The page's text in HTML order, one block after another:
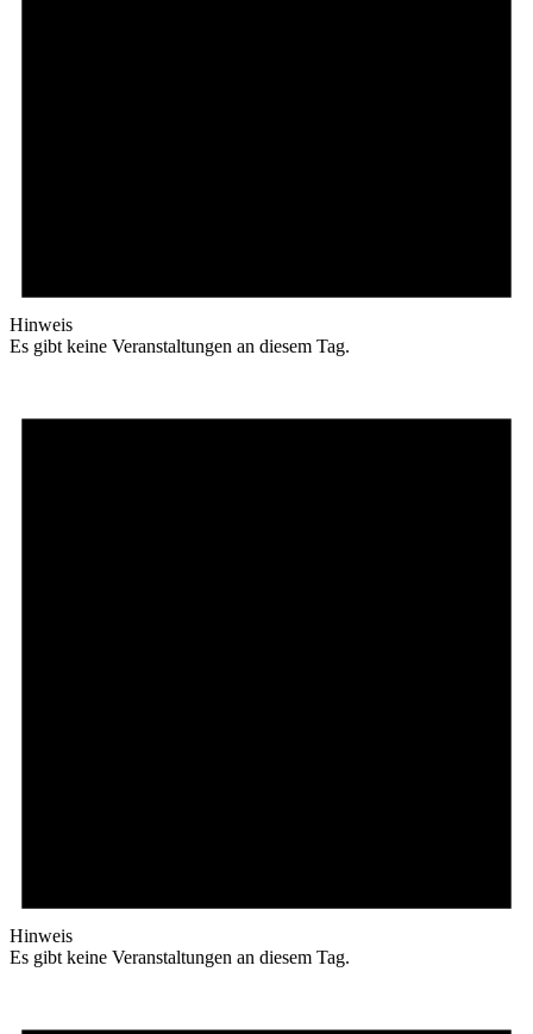
Hinweis
Es gibt keine Veranstaltungen an diesem Tag.
Hinweis
Es gibt keine Veranstaltungen an diesem Tag.